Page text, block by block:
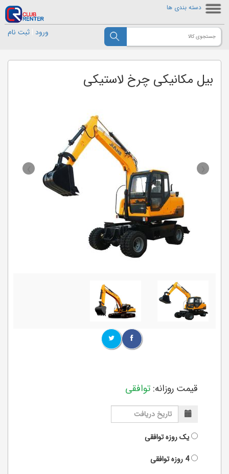
دسته بندی ها
ورود ثبت نام
بیل مکانیکی چرخ لاستیکی
‹
›
قیمت روزانه: توافقی
یک روزهتوافقی
4 روزه
توافقی